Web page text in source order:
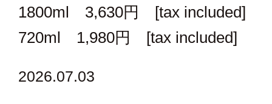
1800ml 3,630円 [tax included]
720ml 1,980円 [tax included]
2026.07.03